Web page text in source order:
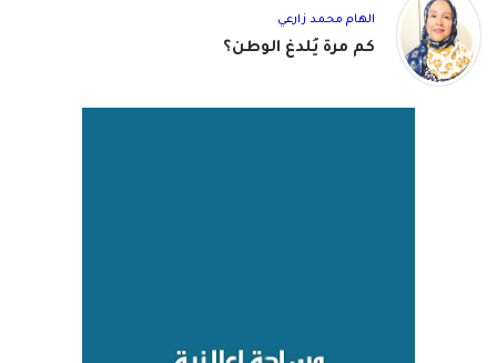
الهام محمد زارعي
كم مرة يُلدغ الوطن؟